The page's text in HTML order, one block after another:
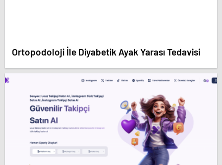
Ortopodoloji İle Diyabetik Ayak Yarası Tedavisi